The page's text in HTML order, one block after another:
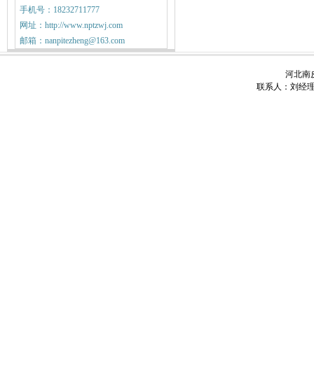
手机号：18232711777
网址：http://www.nptzwj.com
邮箱：nanpitezheng@163.com
河北南
联系人：刘经